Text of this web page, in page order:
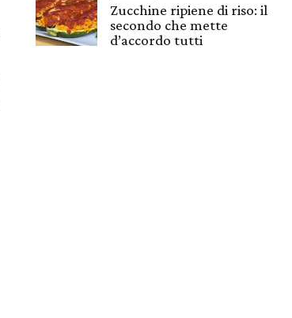
Zucchine ripiene di riso: il
secondo che mette
d’accordo tutti